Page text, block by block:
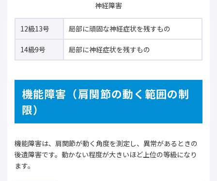
神経障害
12級13号 局部に頑固な神経症状を残すもの
14級9号 局部に神経症状を残すもの
機能障害（肩関節の動く範囲の制
限）
機能障害は、肩関節が動く角度を測定し、異常があるときの
後遺障害です。動かない程度が大きいほど上位の等級になり
ます。